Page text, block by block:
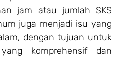
jam atau jumlah SKS
juga menjadi isu yang
dengan tujuan untuk
komprehensif dan